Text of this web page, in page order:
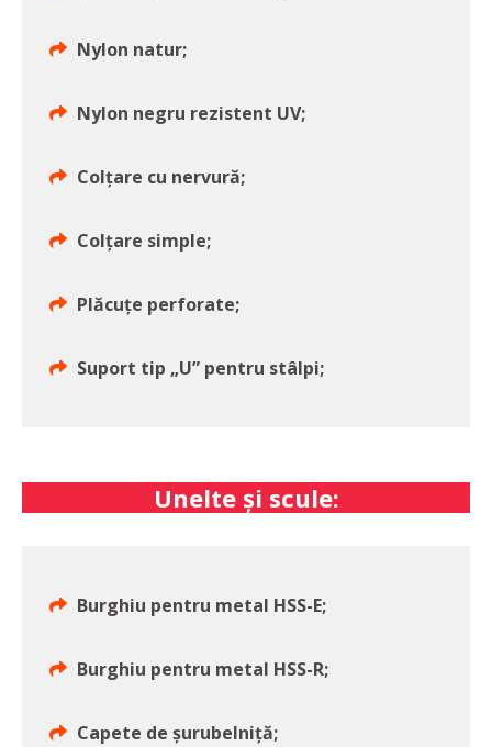
Nylon natur;
Nylon negru rezistent UV;
Colțare cu nervură;
Colțare simple;
Plăcuțe perforate;
Suport tip „U” pentru stâlpi;
Unelte și scule:
Burghiu pentru metal HSS-E;
Burghiu pentru metal HSS-R;
Capete de șurubelniță;